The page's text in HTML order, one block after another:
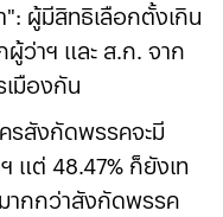
ผู้มีสิทธิเลือกตั้งเกิน
ผู้ว่าฯ และ ส.ก. จาก
มืองกัน
รสังกัดพรรคจะมี
แต่ 48.47% ก็ยังเท
ากกว่าสังกัดพรรค